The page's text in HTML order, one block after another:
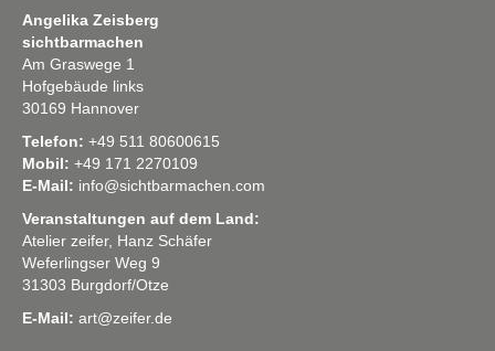
Angelika Zeisberg
sichtbarmachen
Am Graswege 1
Hofgebäude links
30169 Hannover
Telefon: +49 511 80600615
Mobil: +49 171 2270109
E-Mail: info@sichtbarmachen.com
Veranstaltungen auf dem Land:
Atelier zeifer, Hanz Schäfer
Weferlingser Weg 9
31303 Burgdorf/Otze
E-Mail: art@zeifer.de